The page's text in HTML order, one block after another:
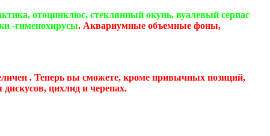
отоцинклюс, стеклянный окунь, вуалевый серпас
-гименохирусы. Аквариумные объемные фоны,
. Теперь вы сможете, кроме привычных позиций,
цихлид и черепах.